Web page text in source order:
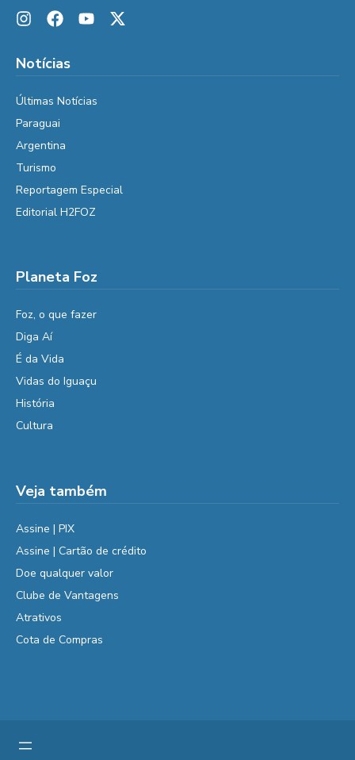
Notícias
Últimas Notícias
Paraguai
Argentina
Turismo
Reportagem Especial
Editorial H2FOZ
Planeta Foz
Foz, o que fazer
Diga Aí
É da Vida
Vidas do Iguaçu
História
Cultura
Veja também
Assine | PIX
Assine | Cartão de crédito
Doe qualquer valor
Clube de Vantagens
Atrativos
Cota de Compras